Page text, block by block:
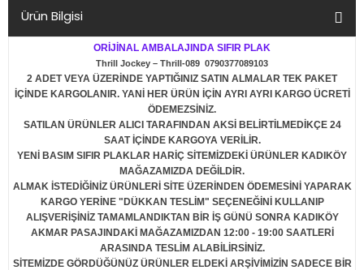
Ürün Bilgisi
ORİJİNAL AMBALAJINDA SIFIR PLAK
Thrill Jockey – Thrill-089 0790377089103
2 ADET VEYA ÜZERİNDE YAPTIĞINIZ SATIN ALMALAR TEK PAKET
İÇİNDE KARGOLANIR. YANİ HER ÜRÜN İÇİN AYRI AYRI KARGO ÜCRETİ
ÖDEMEZSİNİZ.
SATILAN ÜRÜNLER ALICI TARAFINDAN AKSİ BELİRTİLMEDİKÇE 24
SAAT İÇİNDE KARGOYA VERİLİR.
YENİ BASIM SIFIR PLAKLAR HARİÇ SİTEMİZDEKİ ÜRÜNLER KADIKÖY
MAĞAZAMIZDA DEĞİLDİR.
ALMAK İSTEDİĞİNİZ ÜRÜNLERİ SİTE ÜZERİNDEN ÖDEMESİNİ YAPARAK
KARGO YERİNE "DÜKKAN TESLİM" SEÇENEĞİNİ KULLANIP
ALIŞVERİŞİNİZ TAMAMLANDIKTAN BİR İŞ GÜNÜ SONRA KADIKÖY
AKMAR PASAJINDAKİ MAĞAZAMIZDAN 12:00 - 19:00 SAATLERİ
ARASINDA TESLİM ALABİLİRSİNİZ.
SİTEMİZDE GÖRDÜĞÜNÜZ ÜRÜNLER ELDEKİ ARŞİVİMİZİN SADECE BİR